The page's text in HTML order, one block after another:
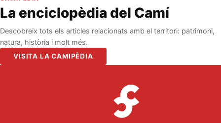
La enciclopèdia del Camí
Descobreix tots els articles relacionats amb el territori: patrimoni,
natura, història i molt més.
VISITA LA CAMIPÈDIA